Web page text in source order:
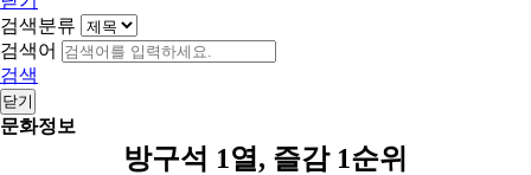
검색분류
검색어
검색
닫기
문화정보
방구석 1열, 즐감 1순위